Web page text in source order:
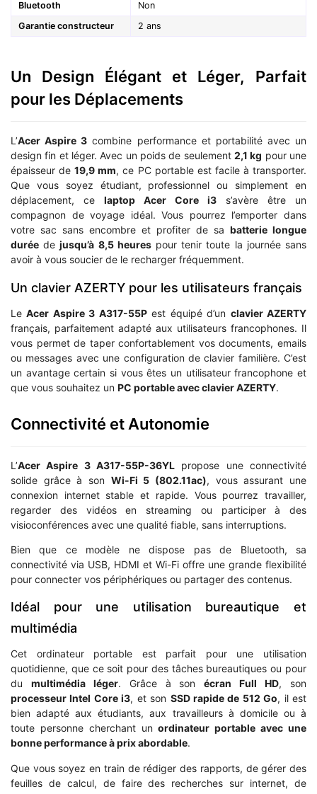
Bluetooth
Non
Garantie constructeur
2 ans
Un Design Élégant et Léger, Parfait
pour les Déplacements
L’Acer Aspire 3 combine performance et portabilité avec un
design fin et léger. Avec un poids de seulement 2,1 kg pour une
épaisseur de19,9 mm, ce PC portable est facile à transporter.
Que vous soyez étudiant, professionnel ou simplement en
déplacement, ce laptop Acer Core i3 s’avère être un
compagnon de voyage idéal. Vous pourrez l’emporter dans
votre sac sans encombre et profiter de sa batterie longue
durée dejusqu’à 8,5 heurespour tenir toute la journée sans
avoir à vous soucier de le recharger fréquemment.
Un clavier AZERTY pour les utilisateurs français
LeAcer Aspire 3 A317-55Pest équipé d’un clavier AZERTY
français, parfaitement adapté aux utilisateurs francophones. Il
vous permet de taper confortablement vos documents, emails
ou messages avec une configuration de clavier familière. C’est
un avantage certain si vous êtes un utilisateur francophone et
que vous souhaitez un PC portable avec clavier AZERTY.
Connectivité et Autonomie
L’Acer Aspire 3 A317-55P-36YL propose une connectivité
solide grâce à son Wi-Fi 5 (802.11ac), vous assurant une
connexion internet stable et rapide. Vous pourrez travailler,
regarder des vidéos en streaming ou participer à des
visioconférences avec une qualité fiable, sans interruptions.
Bien que ce modèle ne dispose pas de Bluetooth, sa
connectivité via USB, HDMI et Wi-Fi offre une grande flexibilité
pour connecter vos périphériques ou partager des contenus.
Idéal pour une utilisation bureautique et
multimédia
Cet ordinateur portable est parfait pour une utilisation
quotidienne, que ce soit pour des tâches bureautiques ou pour
du multimédia léger. Grâce à sonécran Full HD, son
processeur Intel Core i3, et son SSD rapide de 512 Go, il est
bien adapté aux étudiants, aux travailleurs à domicile ou à
toute personne cherchant unordinateur portable avec une
bonne performance à prix abordable.
Que vous soyez en train de rédiger des rapports, de gérer des
feuilles de calcul, de faire des recherches sur internet, de